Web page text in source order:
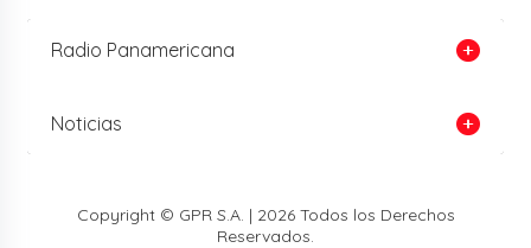
Radio Panamericana
Noticias
Copyright © GPR S.A. | 2026 Todos los Derechos
Reservados.